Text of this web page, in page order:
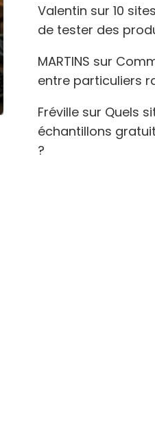
Valentin sur 10
de tester des
MARTINS sur
entre particuliers
Fréville sur Quels
échantillons
?